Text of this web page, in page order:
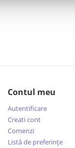
Contul meu
Autentificare
Creati cont
Comenzi
Listă de preferințe